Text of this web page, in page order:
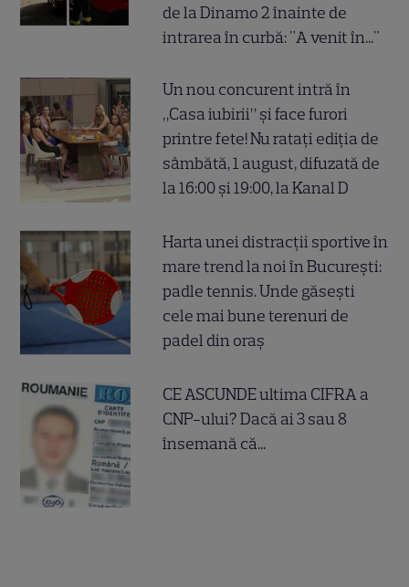
de la Dinamo 2 înainte de
intrarea în curbă: "A venit în..."
Un nou concurent intră în
„Casa iubirii” și face furori
printre fete! Nu ratați ediția de
sâmbătă, 1 august, difuzată de
la 16:00 și 19:00, la Kanal D
Harta unei distracții sportive în
mare trend la noi în București:
padle tennis. Unde găsești
cele mai bune terenuri de
padel din oraș
CE ASCUNDE ultima CIFRA a
CNP-ului? Dacă ai 3 sau 8
însemană că...